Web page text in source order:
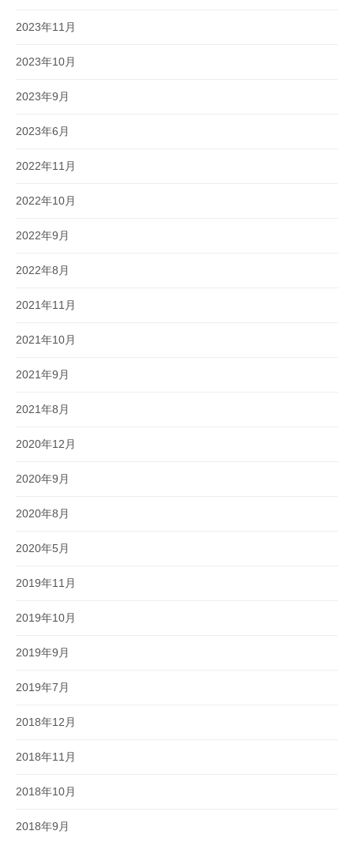
2023年11月
2023年10月
2023年9月
2023年6月
2022年11月
2022年10月
2022年9月
2022年8月
2021年11月
2021年10月
2021年9月
2021年8月
2020年12月
2020年9月
2020年8月
2020年5月
2019年11月
2019年10月
2019年9月
2019年7月
2018年12月
2018年11月
2018年10月
2018年9月